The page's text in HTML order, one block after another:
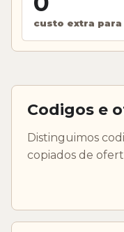
custo extra
Codigos e
Distinguimos
copiados de